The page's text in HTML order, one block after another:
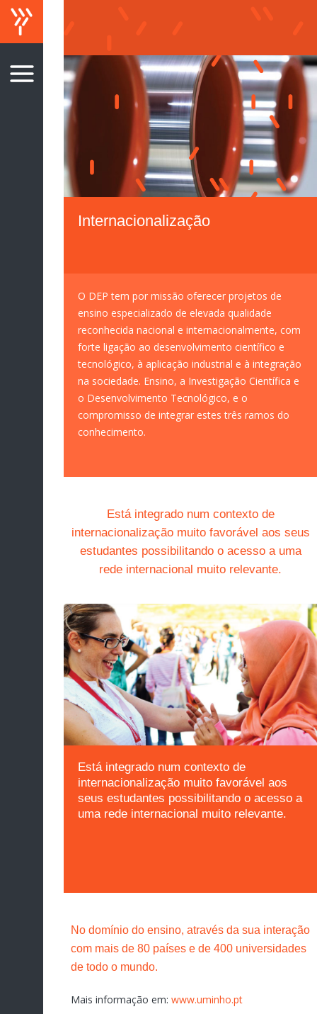
Internacionalização
O DEP tem por missão oferecer projetos de
ensino especializado de elevada qualidade
reconhecida nacional e internacionalmente, com
forte ligação ao desenvolvimento científico e
tecnológico, à aplicação industrial e à integração
na sociedade. Ensino, a Investigação Científica e
o Desenvolvimento Tecnológico, e o
compromisso de integrar estes três ramos do
conhecimento.
Está integrado num contexto de
internacionalização muito favorável aos seus
estudantes possibilitando o acesso a uma
rede internacional muito relevante.
Está integrado num contexto de
internacionalização muito favorável aos
seus estudantes possibilitando o acesso a
uma rede internacional muito relevante.
No domínio do ensino, através da sua interação
com mais de 80 países e de 400 universidades
de todo o mundo.
Mais informação em: www.uminho.pt